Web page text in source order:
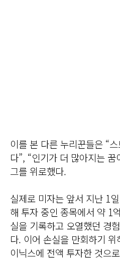
이를 본 다른 누리꾼들은 “
다”, “인기가 더 많아지는
그를 위로했다.
실제로 미자는 앞서 지난 1
해 투자 중인 종목에서 약 1
실을 기록하고 오열했던 경
다. 이어 손실을 만회하기
이닉스에 전액 투자한 것으